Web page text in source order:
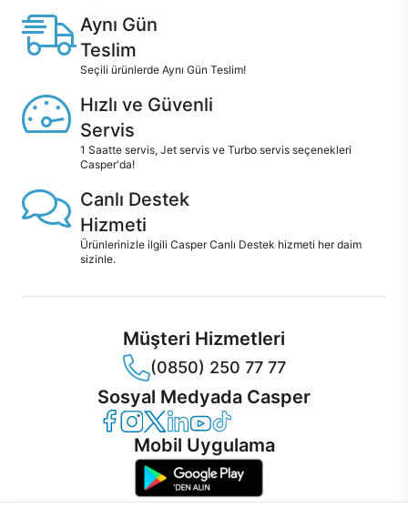
Aynı Gün
Teslim
Seçili ürünlerde Aynı Gün Teslim!
Hızlı ve Güvenli
Servis
1 Saatte servis, Jet servis ve Turbo servis seçenekleri
Casper'da!
Canlı Destek
Hizmeti
Ürünlerinizle ilgili Casper Canlı Destek hizmeti her daim
sizinle.
Müşteri Hizmetleri
(0850) 250 77 77
Sosyal Medyada Casper
Casper Facebook
Casper Instagram
Casper Twitter
Casper LinkedIn
Casper YouTube
Casper TikTok
Mobil Uygulama